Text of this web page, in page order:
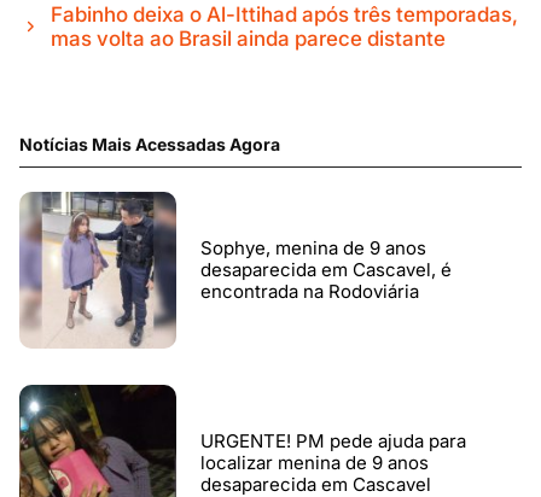
Fabinho deixa o Al-Ittihad após três temporadas,
mas volta ao Brasil ainda parece distante
Notícias Mais Acessadas Agora
Sophye, menina de 9 anos
desaparecida em Cascavel, é
encontrada na Rodoviária
URGENTE! PM pede ajuda para
localizar menina de 9 anos
desaparecida em Cascavel